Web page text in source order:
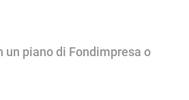
un piano di Fondimpresa o